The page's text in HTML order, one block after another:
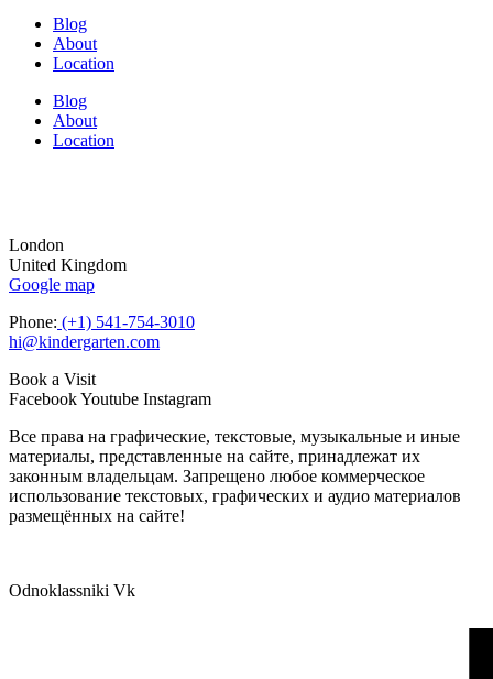
Blog
About
Location
Blog
About
Location
London
United Kingdom
Google map
Phone: (+1) 541-754-3010
hi@kindergarten.com
Book a Visit
FacebookYoutube Instagram
Все права на графические, текстовые, музыкальные и иные
материалы, представленные на сайте, принадлежат их
законным владельцам. Запрещено любое коммерческое
использование текстовых, графических и аудио материалов
размещённых на сайте!
Odnoklassniki Vk